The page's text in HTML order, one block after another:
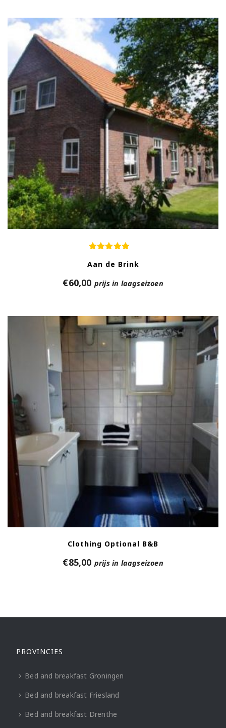
Aan de Brink
€60,00 prijs in laagseizoen
Clothing Optional B&B
€85,00 prijs in laagseizoen
PROVINCIES
Bed and breakfast Groningen
Bed and breakfast Friesland
Bed and breakfast Drenthe